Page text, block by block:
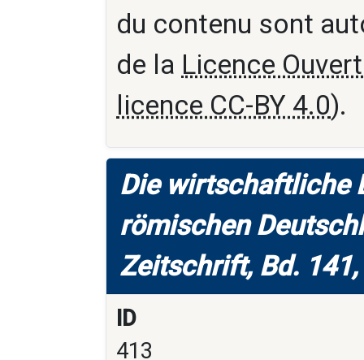
du contenu sont
de la Licence
licence CC-BY 4.0).
Die wirtschaftliche
römischen
Zeitschrift, Bd. 141,
ID
413